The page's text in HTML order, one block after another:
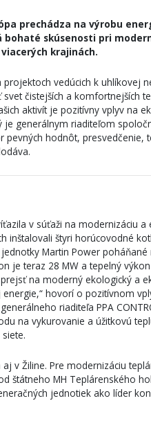
prechádza na výrobu
bohaté skúsenosti pri
krajinách.
projektoch vedúcich k uhlíkovej
čistejších a komfortnejších
aktivít je pozitívny vplyv na
generálnym riaditeľom
hodnôt, presvedčenie,
v súťaži na modernizáciu
inštalovali štyri horúcovodné
Martin Power poháňané
je teraz 28 MW a tepelný
na moderný ekologický a
hovorí o pozitívnom
riaditeľa PPA
na vykurovanie a úžitkovú
v Žiline. Pre modernizáciu
štátneho MH Teplárenského
jednotiek ako líder